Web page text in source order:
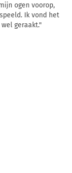
ogen voorop,
Ik vond het
geraakt."